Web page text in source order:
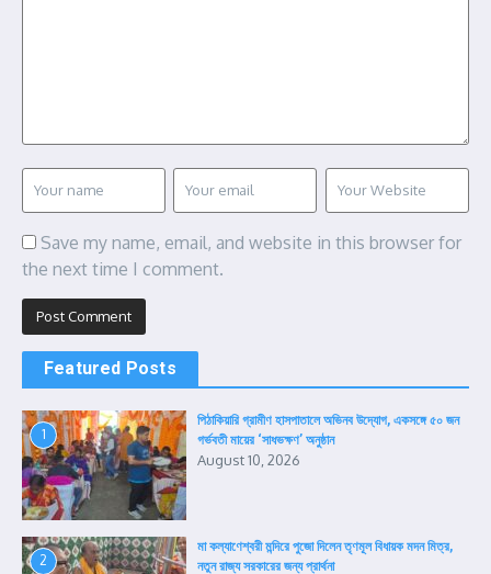
Save my name, email, and website in this browser for
the next time I comment.
Featured Posts
1
পিঠাকিয়ারি গ্রামীণ হাসপাতালে অভিনব উদ্যোগ, একসঙ্গে ৫০ জন
গর্ভবতী মায়ের ‘সাধভক্ষণ’ অনুষ্ঠান
August 10, 2026
2
মা কল্যাণেশ্বরী মন্দিরে পুজো দিলেন তৃণমূল বিধায়ক মদন মিত্র,
নতুন রাজ্য সরকারের জন্য প্রার্থনা